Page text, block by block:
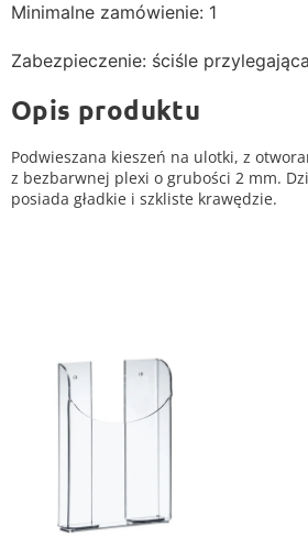
Minimalne zamówienie: 1
Zabezpieczenie: ściśle
Opis produktu
Podwieszana kieszeń na ulotki, z
z bezbarwnej plexi o grubości 2 mm.
posiada gładkie i szkliste krawędzie.